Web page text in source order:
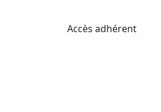
Accès adhérent